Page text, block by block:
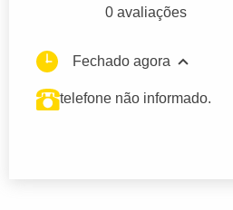
0 avaliações
Fechado agora
telefone não informado.